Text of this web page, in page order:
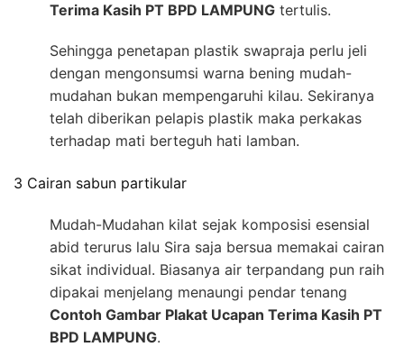
Terima Kasih PT BPD LAMPUNG tertulis.
Sehingga penetapan plastik swapraja perlu jeli
dengan mengonsumsi warna bening mudah-
mudahan bukan mempengaruhi kilau. Sekiranya
telah diberikan pelapis plastik maka perkakas
terhadap mati berteguh hati lamban.
3 Cairan sabun partikular
Mudah-Mudahan kilat sejak komposisi esensial
abid terurus lalu Sira saja bersua memakai cairan
sikat individual. Biasanya air terpandang pun raih
dipakai menjelang menaungi pendar tenang
Contoh Gambar Plakat Ucapan Terima Kasih PT
BPD LAMPUNG.